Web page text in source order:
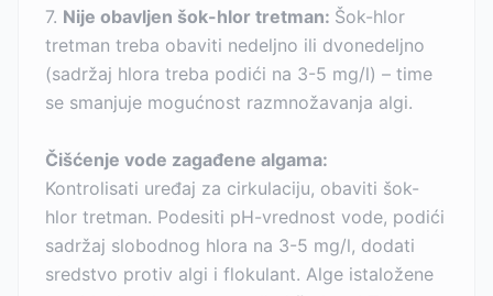
7. Nije obavljen šok-hlor tretman: Šok-hlor
tretman treba obaviti nedeljno ili dvonedeljno
(sadržaj hlora treba podići na 3-5 mg/l) – time
se smanjuje mogućnost razmnožavanja algi.
Čišćenje vode zagađene algama:
Kontrolisati uređaj za cirkulaciju, obaviti šok-
hlor tretman. Podesiti pH-vrednost vode, podići
sadržaj slobodnog hlora na 3-5 mg/l, dodati
sredstvo protiv algi i flokulant. Alge istaložene